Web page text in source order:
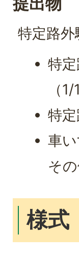
特定路
特
（
特
車
そ
様式